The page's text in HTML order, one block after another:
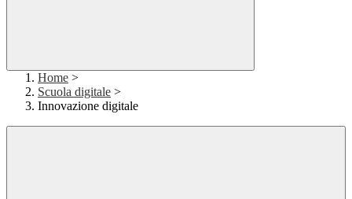
Home >
Scuola digitale >
Innovazione digitale